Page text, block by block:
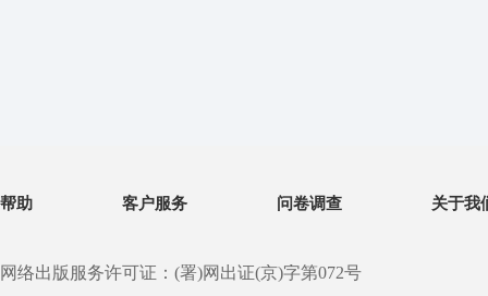
帮助 客户服务 问卷调查 关于我
网络出版服务许可证：(署)网出证(京)字第072号